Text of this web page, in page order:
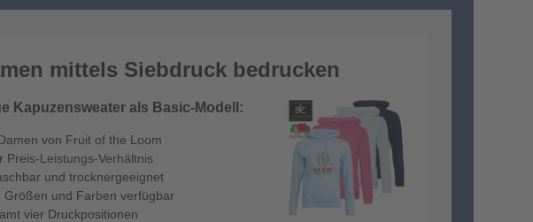
mittels Siebdruck bedrucken
Kapuzensweater als Basic-Modell:
von Fruit of the Loom
Preis-Leistungs-Verhältnis
und trocknergeeignet
Größen und Farben verfügbar
vier Druckpositionen